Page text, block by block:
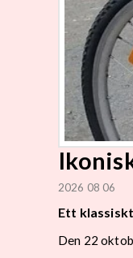
2026 08 06
Ett
Den 22